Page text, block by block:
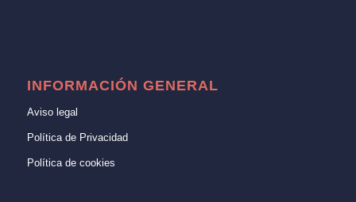
INFORMACIÓN GENERAL
Aviso legal
Política de Privacidad
Política de cookies